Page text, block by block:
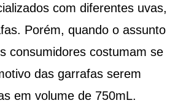
com diferentes uvas,
Porém, quando o assunto
consumidores costumam se
das garrafas serem
em volume de 750mL.